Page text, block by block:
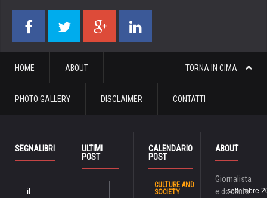
TORNA IN CIMA
HOME ABOUT
PHOTO GALLERY DISCLAIMER CONTATTI
SEGNALIBRI
il
ULTIMI
POST
CULTURE AND
SOCIETY
CALENDARIO
POST
settembre
ABOUT
Giornalista
e docente